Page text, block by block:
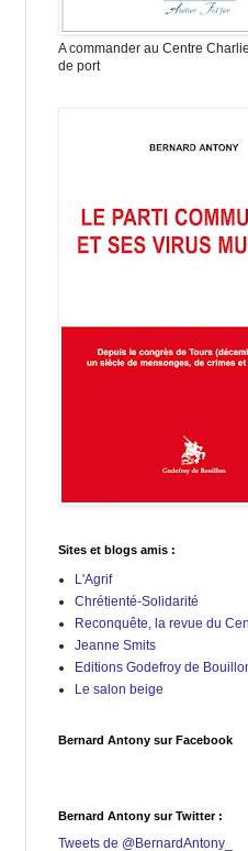
A commander au Centre
de port
Sites et blogs amis :
L'Agrif
Chrétienté-Solidarité
Reconquête, la revue du
Jeanne Smits
Editions Godefroy de
Le salon beige
Bernard Antony sur Facebook
Bernard Antony sur Twitter :
Tweets de @BernardAntony_